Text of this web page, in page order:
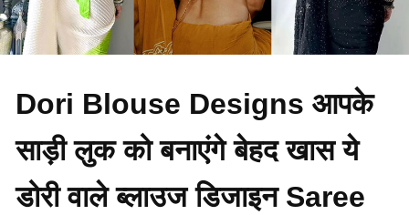
Dori Blouse Designs आपके
साड़ी लुक को बनाएंगे बेहद खास ये
डोरी वाले ब्लाउज डिजाइन Saree